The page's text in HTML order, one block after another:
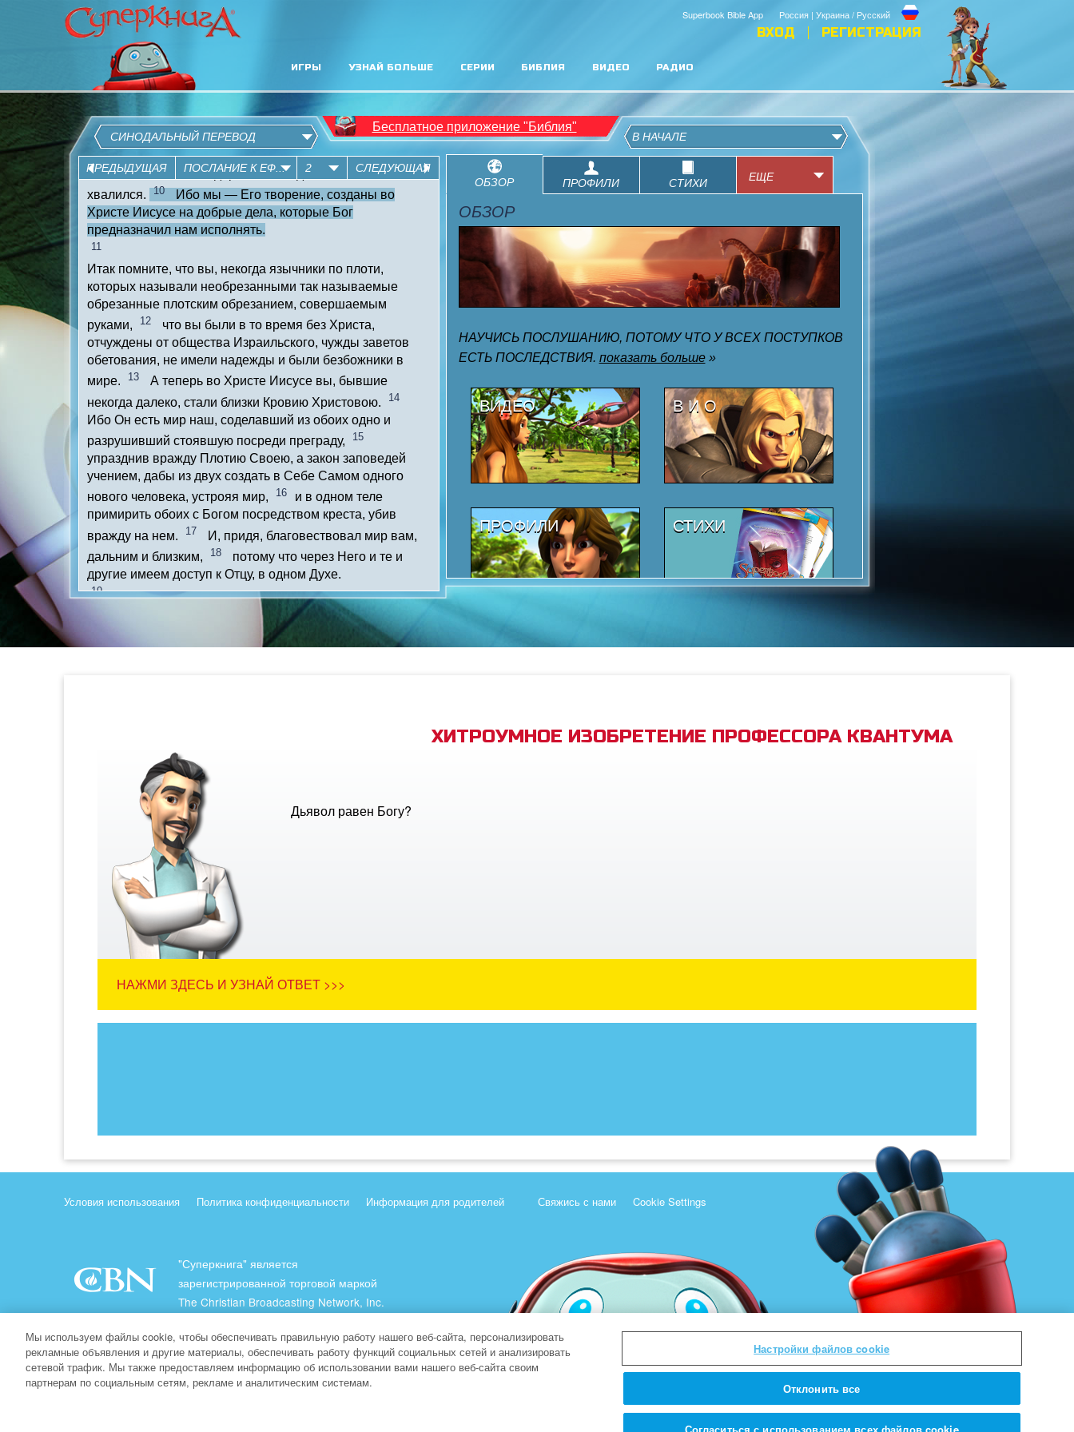
Россия | Украина / Русский
Superbook Bible App
ВХОД РЕГИСТРАЦИЯ
ИГРЫ УЗНАЙ БОЛЬШЕ СЕРИИ БИБЛИЯ ВИДЕО РАДИО
ХИТРОУМНОЕ ИЗОБРЕТЕНИЕ ПРОФЕССОРА КВАНТУМА
Дьявол равен Богу?
НАЖМИ ЗДЕСЬ И УЗНАЙ ОТВЕТ >>>
Условия использования Политика конфиденциальности Информация для родителей Свяжись с нами Cookie Settings
"Суперкнига" является
зарегистрированной торговой маркой
The Christian Broadcasting Network, Inc.
Все права защищены.
About CBN
Мы используем файлы cookie, чтобы обеспечивать правильную работу нашего веб-сайта, персонализировать
рекламные объявления и другие материалы, обеспечивать работу функций социальных сетей и анализировать
сетевой трафик. Мы также предоставляем информацию об использовании вами нашего веб-сайта своим
партнерам по социальным сетям, рекламе и аналитическим системам.
Настройки файлов cookie
Отклонить все